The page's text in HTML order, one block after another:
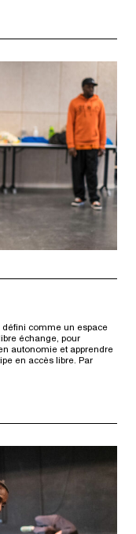
défini comme un espace
échange, pour
autonomie et apprendre
en accès libre. Par